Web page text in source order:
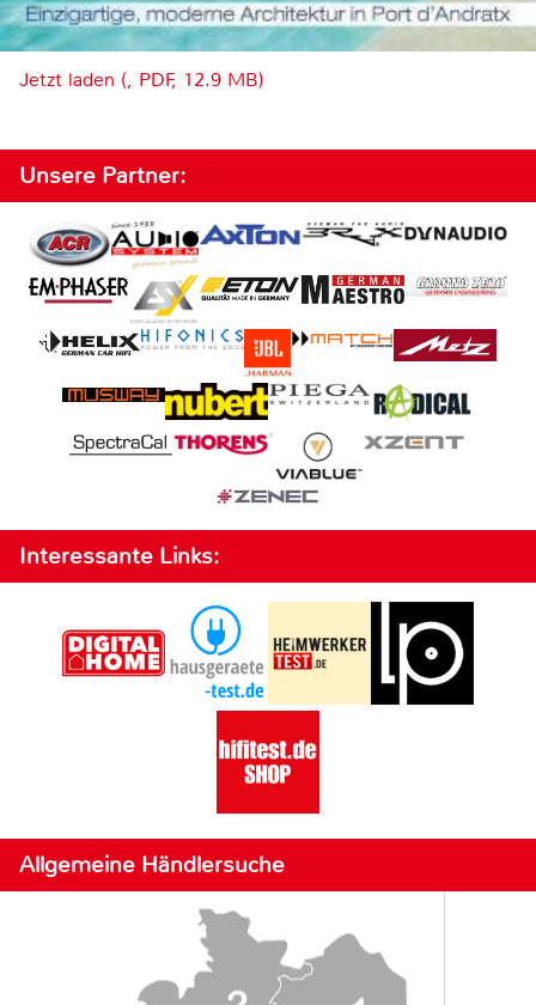
Jetzt laden (, PDF, 12.9 MB)
Unsere Partner:
Interessante Links:
Allgemeine Händlersuche